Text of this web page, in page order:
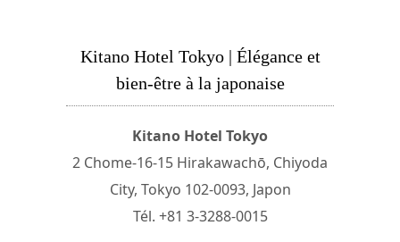
Kitano Hotel Tokyo | Élégance et
bien-être à la japonaise
Kitano Hotel Tokyo
2 Chome-16-15 Hirakawachō, Chiyoda
City, Tokyo 102-0093, Japon
Tél. +81 3-3288-0015